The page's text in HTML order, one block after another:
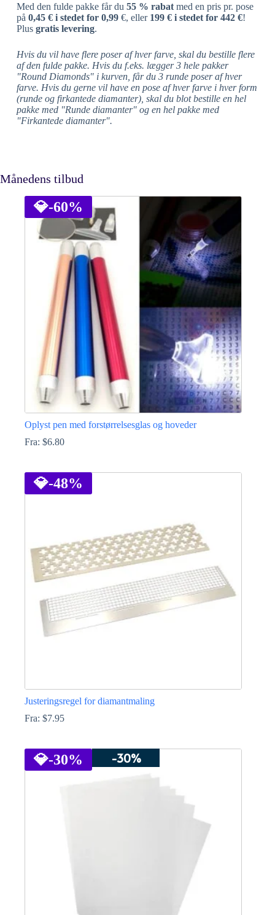
Med den fulde pakke får du 55 % rabatmed en pris pr. pose
på 0,45 € i stedet for 0,99€, eller199 € i stedet for 442 €!
Plus gratis levering.
Hvis du vil have flere poser af hver farve, skal du bestille flere
af den fulde pakke. Hvis du f.eks. lægger 3 hele pakker
"Round Diamonds" i kurven, får du 3 runde poser af hver
farve. Hvis du gerne vil have en pose af hver farve i hver form
(runde og firkantede diamanter), skal du blot bestille en hel
pakke med "Runde diamanter" og en hel pakke med
"Firkantede diamanter".
Månedens tilbud
💎-60%
Oplyst pen med forstørrelsesglas og hoveder
Fra: $6.80
har
flere
på
varesiden
💎-48%
Justeringsregel for diamantmaling
Fra: $7.95
har
flere
💎-30% -30%